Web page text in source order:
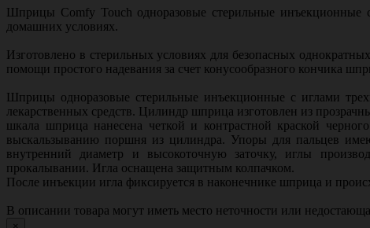
Шприцы Comfy Touch одноразовые стерильные инъекционные
домашних условиях.
Изготовлено в стерильных условиях для безопасных
помощи простого надевания за счет конусообразного кончика
Шприцы одноразовые стерильные инъекционные с иглами
лекарственных средств. Цилиндр шприца изготовлен из
шкала шприца нанесена четкой и контрастной краской
выскальзыванию поршня из цилиндра. Упоры для пальцев
внутренний диаметр и высокоточную заточку, иглы
прокалывании. Игла оснащена защитным колпачком.
После инъекции игла фиксируется в наконечнике шприца и
В описании товара могут иметь место неточности или